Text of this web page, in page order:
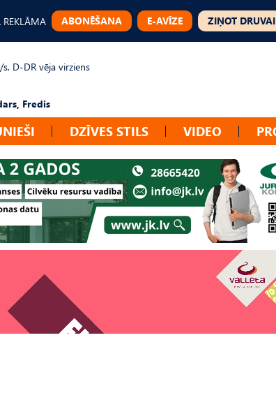
REKLĀMA ABONĒŠANA E-AVĪZE ZIŅOT DRUVAI
D-DR vēja virziens
Fredis
DZĪVES STILS VIDEO